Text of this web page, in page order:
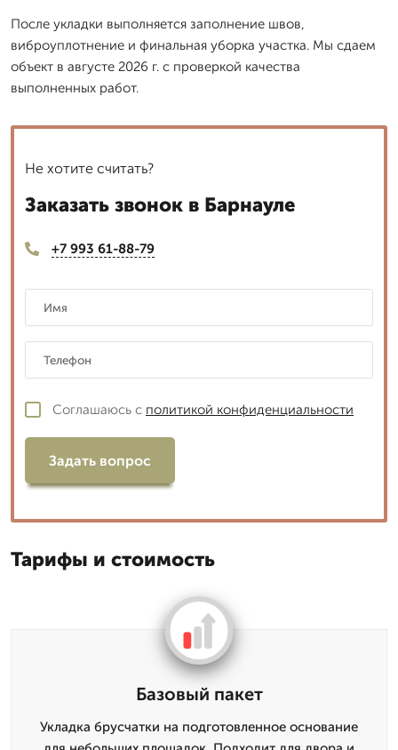
После укладки выполняется заполнение швов,
виброуплотнение и финальная уборка участка. Мы сдаем
объект в августе 2026 г. с проверкой качества
выполненных работ.
Не хотите считать?
Заказать звонок в Барнауле
+7 993 61-88-79
Соглашаюсь с политикой конфиденциальности
Задать вопрос
Тарифы и стоимость
Базовый пакет
Укладка брусчатки на подготовленное основание